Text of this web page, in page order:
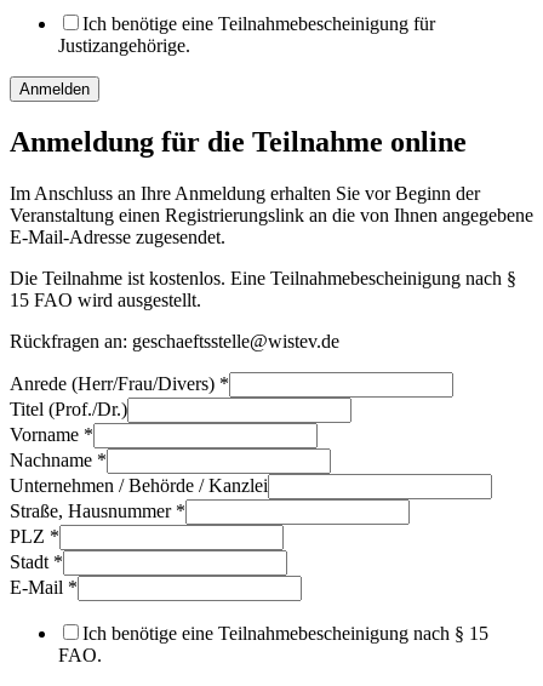
Ich benötige eine Teilnahmebescheinigung für
Justizangehörige.
Anmelden
Anmeldung für die Teilnahme online
Im Anschluss an Ihre Anmeldung erhalten Sie vor Beginn der
Veranstaltung einen Registrierungslink an die von Ihnen angegebene
E-Mail-Adresse zugesendet.
Die Teilnahme ist kostenlos. Eine Teilnahmebescheinigung nach §
15 FAO wird ausgestellt.
Rückfragen an: geschaeftsstelle@wistev.de
Anrede (Herr/Frau/Divers) *
Titel (Prof./Dr.)
Vorname *
Nachname *
Unternehmen / Behörde / Kanzlei
Straße, Hausnummer *
PLZ *
Stadt *
E-Mail *
Ich benötige eine Teilnahmebescheinigung nach § 15
FAO.